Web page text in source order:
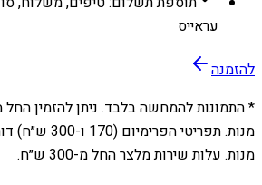
עראייס
להזמנה
* התמונות להמחשה בלבד. ניתן להזמין החל
מנות. עלות שירות מלצר החל מ-300 ש״ח.